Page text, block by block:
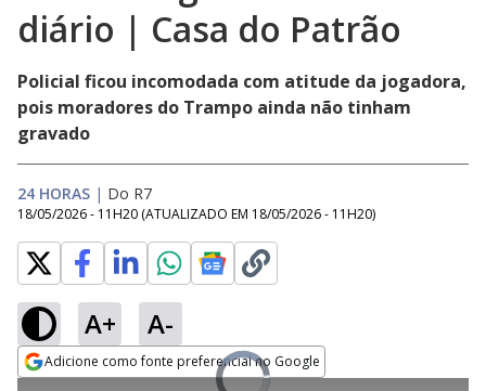
diário | Casa do Patrão
Policial ficou incomodada com atitude da jogadora,
pois moradores do Trampo ainda não tinham
gravado
24 HORAS | Do R7
18/05/2026 - 11H20 (ATUALIZADO EM 18/05/2026 - 11H20)
A+ A-
Adicione como fonte preferencial no Google
Video
block